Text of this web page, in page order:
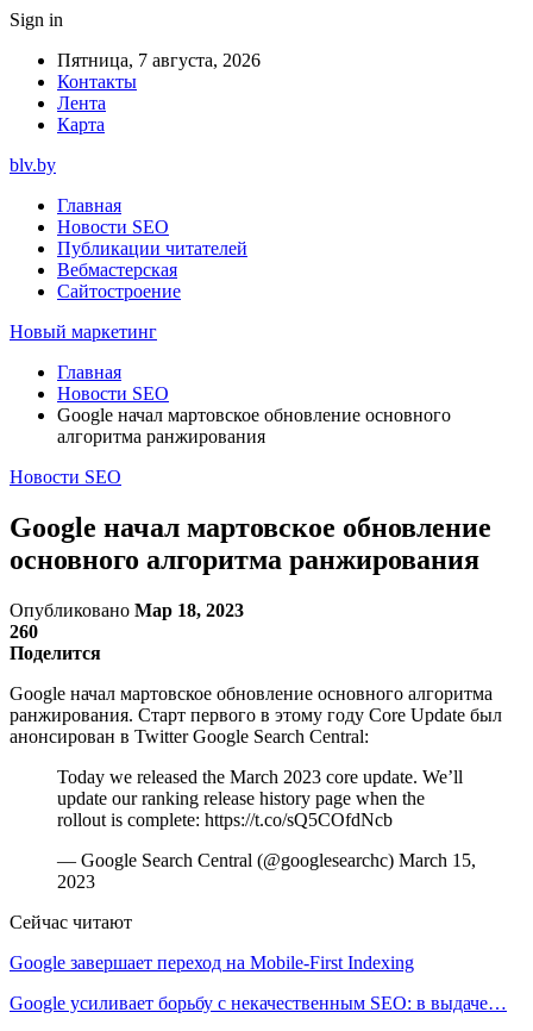
Sign in
Пятница, 7 августа, 2026
Контакты
Лента
Карта
blv.by
Главная
Новости SEO
Публикации читателей
Вебмастерская
Сайтостроение
Новый маркетинг
Главная
Новости SEO
Google начал мартовское обновление основного
алгоритма ранжирования
Новости SEO
Google начал мартовское обновление
основного алгоритма ранжирования
Опубликовано Мар 18, 2023
260
Поделится
Google начал мартовское обновление основного алгоритма
ранжирования. Старт первого в этому году Core Update был
анонсирован в Twitter Google Search Central:
Today we released the March 2023 core update. We’ll
update our ranking release history page when the
rollout is complete: https://t.co/sQ5COfdNcb
— Google Search Central (@googlesearchc) March 15,
2023
Сейчас читают
Google завершает переход на Mobile-First Indexing
Google усиливает борьбу с некачественным SEO: в выдаче…